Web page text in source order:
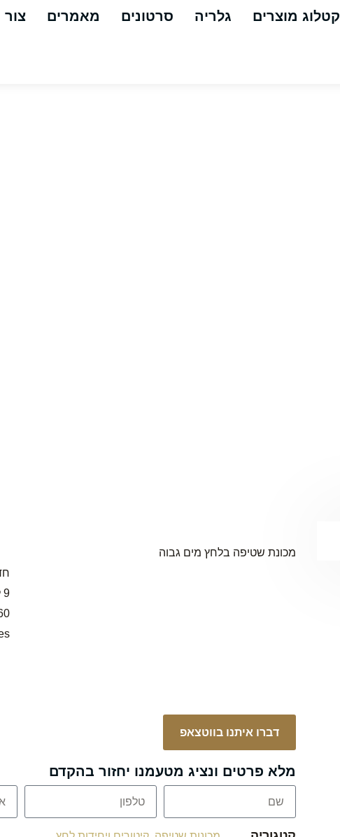
קטלוג מוצרים גלריה סרטונים מאמרים
מכונת שטיפה בלחץ מים גבוה
9 ליטר לדקה
דברו איתנו בווטצאפ
מלא פרטים ונציג מטעמנו יחזור בהקדם